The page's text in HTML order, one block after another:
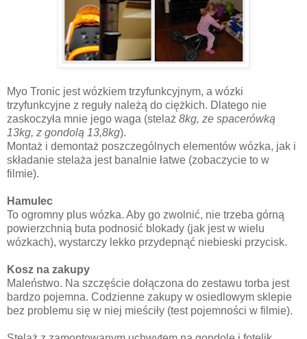
Myo Tronic jest wózkiem trzyfunkcyjnym, a wózki
trzyfunkcyjne z reguły należą do ciężkich. Dlatego nie
zaskoczyła mnie jego waga (stelaż 8kg, ze spacerówką
13kg, z gondolą 13,8kg).
Montaż i demontaż poszczególnych elementów wózka, jak i
składanie stelaża jest banalnie łatwe (zobaczycie to w
filmie).
Hamulec
To ogromny plus wózka. Aby go zwolnić, nie trzeba górną
powierzchnią buta podnosić blokady (jak jest w wielu
wózkach), wystarczy lekko przydepnąć niebieski przycisk.
Kosz na zakupy
Maleństwo. Na szczęście dołączona do zestawu torba jest
bardzo pojemna. Codzienne zakupy w osiedlowym sklepie
bez problemu się w niej mieściły (test pojemności w filmie).